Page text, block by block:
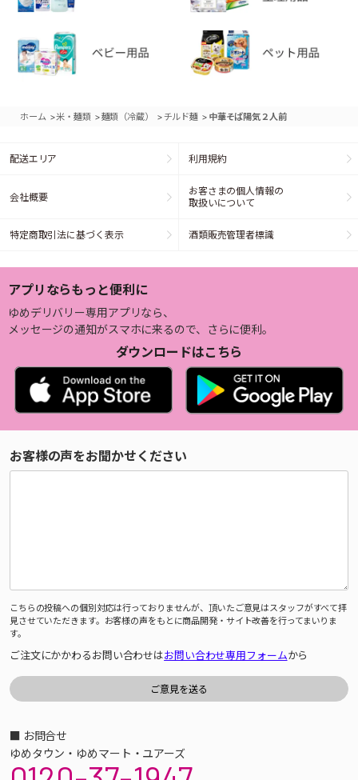
ホーム >米・麺類 >麺類（冷蔵） >チルド麺 > 中華そば陽気２人前
配送エリア 利用規約
会社概要
お客さまの個人情報の
取扱いについて
特定商取引法に基づく表示 酒類販売管理者標識
アプリならもっと便利に
ゆめデリバリー専用アプリなら、
メッセージの通知がスマホに来るので、さらに便利。
ダウンロードはこちら
お客様の声をお聞かせください
こちらの投稿への個別対応は行っておりませんが、頂いたご意見はスタッフがすべて拝
見させていただきます。お客様の声をもとに商品開発・サイト改善を行ってまいりま
す。
ご注文にかかわるお問い合わせはお問い合わせ専用フォームから
■ お問合せ
ゆめタウン・ゆめマート・ユアーズ